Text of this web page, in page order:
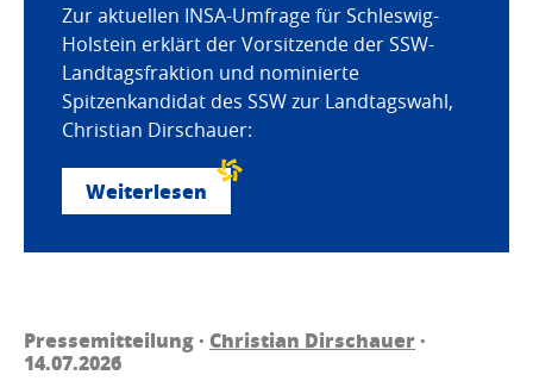
Zur aktuellen INSA-Umfrage für Schleswig-
Holstein erklärt der Vorsitzende der SSW-
Landtagsfraktion und nominierte
Spitzenkandidat des SSW zur Landtagswahl,
Christian Dirschauer:
Weiterlesen
Pressemitteilung · Christian Dirschauer·
14.07.2026